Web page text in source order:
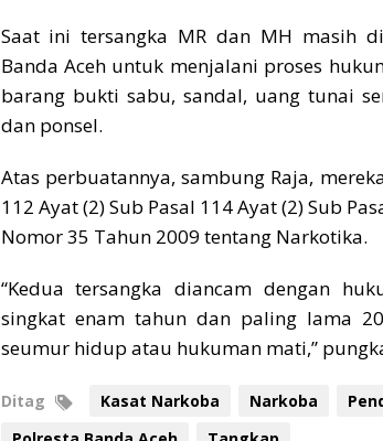
Saat ini tersangka MR dan MH masih
Banda Aceh untuk menjalani proses
barang bukti sabu, sandal, uang tunai
dan ponsel.
Atas perbuatannya, sambung Raja,
112 Ayat (2) Sub Pasal 114 Ayat (2) Sub
Nomor 35 Tahun 2009 tentang Narkotika.
“Kedua tersangka diancam dengan
singkat enam tahun dan paling lama
seumur hidup atau hukuman mati,”
Ditag Kasat Narkoba Narkoba